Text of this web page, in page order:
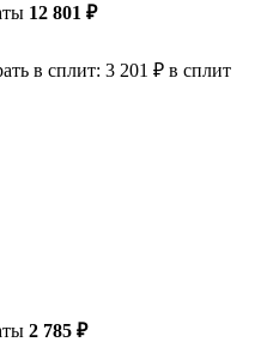
12 801 ₽
в сплит: 3 201 ₽ в сплит
2 785 ₽